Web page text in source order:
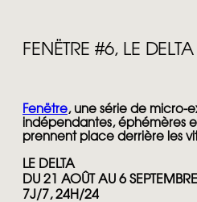
FENËTRE #6, LE DELTA
Fenëtre, une série de micro-
indépendantes, éphémères
prennent place derrière les
LE DELTA
DU 21 AOÛT AU 6
7J/7, 24H/24